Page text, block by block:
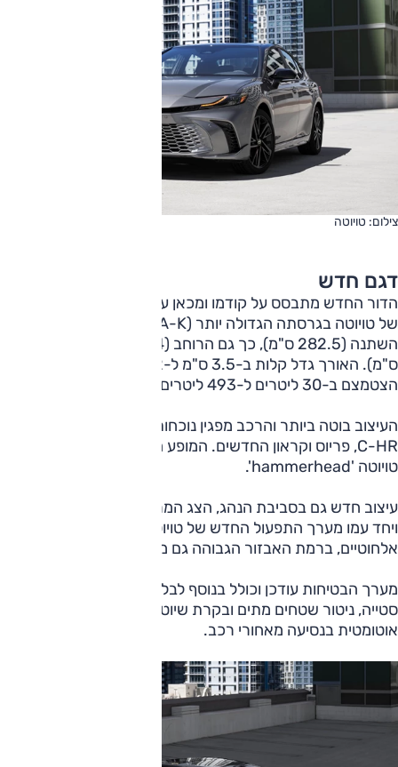
צילום: טויוטה
דגם חדש
הדור החדש מתבסס על קודמו ומכאן על הפלטפורמה המודולרית
הצטמצם ב-30 ליטרים ל-493 ליטרים.
העיצוב בוטה ביותר והרכב מפגין נוכחות רבה מאוד, קרוב לזה של
C-HR, פריוס וקראון החדשים. המופע העיצובי הזה נקרא על-ידי
טויוטה 'hammerhead'.
ויחד עמו מערך התפעול החדש של טויוטה, ממשקי קישור
אלחוטיים, ברמת האבזור הגבוהה גם מחוונים מוקרנים חדשים.
מערך הבטיחות עודכן וכולל בנוסף לבלימה אוטונומית, תיקון
סטייה, ניטור שטחים מתים ובקרת שיוט אדפטיבית גם האטה
אוטומטית בנסיעה מאחורי רכב.